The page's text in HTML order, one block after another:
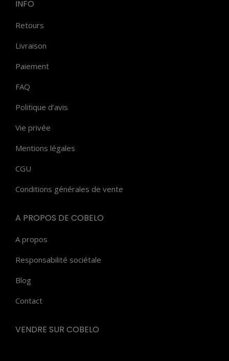
INFO
Retours
Livraison
Paiement
FAQ
Politique d’avis
Vie privée
Mentions légales
CGU
Conditions générales de vente
A PROPOS DE COBELO
A propos
Responsabilité sociétale
Blog
Contact
VENDRE SUR COBELO